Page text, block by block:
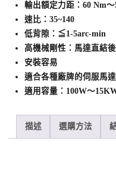
輸出額定力距：60 Nm～
速比：35~140
低背隙：≦1-5arc-min
高機械剛性：馬達直結
安裝容易
適合各種廠牌的伺服馬
適用容量：100W～
描述 選購方法